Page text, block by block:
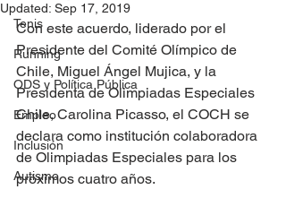
Tenis
Running
ODS y Política Pública
Empleo
Inclusión
Autismo
Updated: Sep 17, 2019
Con este acuerdo, liderado por el
Presidente del Comité Olímpico de
Chile, Miguel Ángel Mujica, y la
Presidenta de Olimpiadas Especiales
Chile, Carolina Picasso, el COCH se
declara como institución colaboradora
de Olimpiadas Especiales para los
próximos cuatro años.